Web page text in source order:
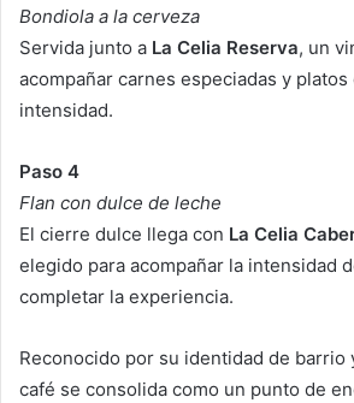
Bondiola a la cerveza
Servida junto a La Celia Reserva, un
acompañar carnes especiadas y platos
intensidad.
Paso 4
Flan con dulce de leche
El cierre dulce llega con La Celia
elegido para acompañar la intensidad
completar la experiencia.
Reconocido por su identidad de barrio
café se consolida como un punto de